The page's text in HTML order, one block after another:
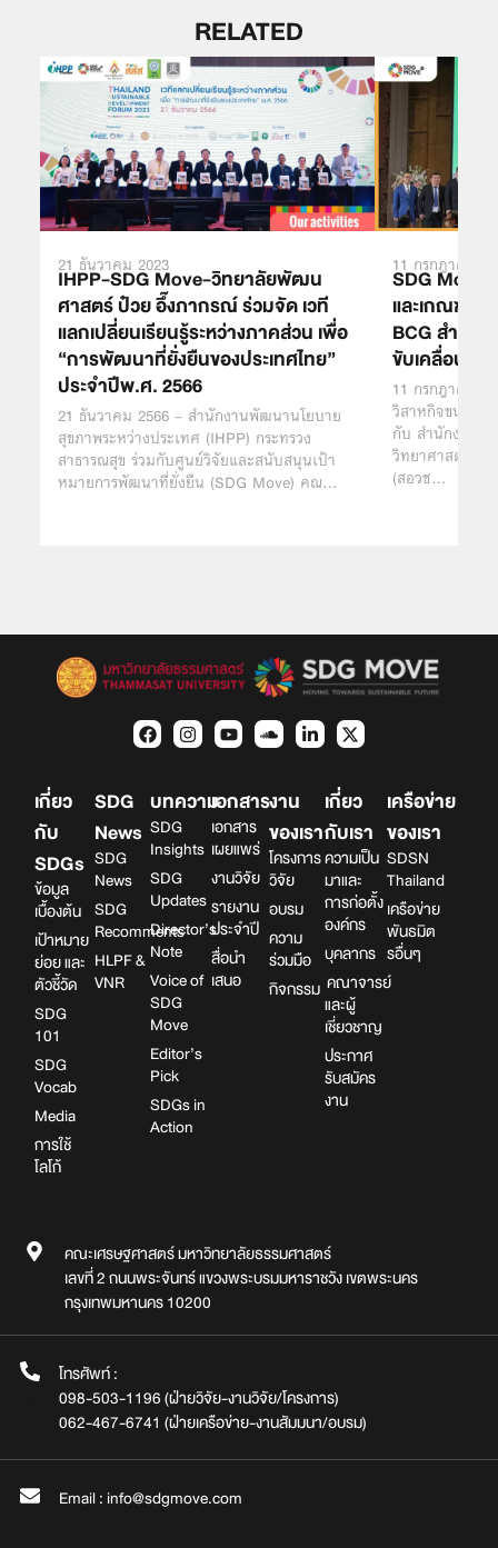
RELATED
21 ธันวาคม 2023
IHPP-SDG Move-วิทยาลัยพัฒน
ศาสตร์ ป๋วย อึ๊งภากรณ์ ร่วมจัด เวที
แลกเปลี่ยนเรียนรู้ระหว่างภาคส่วน เพื่อ
“การพัฒนาที่ยั่งยืนของประเทศไทย”
ประจำปีพ.ศ. 2566
21 ธันวาคม 2566 – สำนักงานพัฒนานโยบาย
สุขภาพระหว่างประเทศ (IHPP) กระทรวง
สาธารณสุข ร่วมกับศูนย์วิจัยและสนับสนุนเป้า
หมายการพัฒนาที่ยั่งยืน (SDG Move) คณ…
11 กรกฎาคม
SDG Move
และเกณฑ์กา
BCG สำหรับ
ขับเคลื่อนขอ
11 กรกฎาคม
วิสาหกิจขนาดก
กับ สำนักงานส
วิทยาศาสตร์ วิ
(สอวช…
เกี่ยว
กับ
SDGs
ข้อมูล
เบื้องต้น
เป้าหมาย
ย่อย และ
ตัวชี้วัด
SDG
101
SDG
Vocab
Media
การใช้
โลโก้
SDG
News
SDG
News
SDG
Recomments
HLPF &
VNR
บทความ
SDG
Insights
SDG
Updates
Director’s
Note
Voice of
SDG
Move
Editor’s
Pick
SDGs in
Action
เอกสาร
เอกสาร
เผยแพร่
งานวิจัย
รายงาน
ประจำปี
สื่อนำ
เสนอ
งาน
ของเรา
โครงการ
วิจัย
อบรม
ความ
ร่วมมือ
กิจกรรม
เกี่ยว
กับเรา
ความเป็น
มาและ
การก่อตั้ง
องค์กร
บุคลากร
คณาจารย์
และผู้
เชี่ยวชาญ
ประกาศ
รับสมัคร
งาน
เครือข่าย
ของเรา
SDSN
Thailand
เครือข่าย
พันธมิต
รอื่นๆ
คณะเศรษฐศาสตร์ มหาวิทยาลัยธรรมศาสตร์
เลขที่ 2 ถนนพระจันทร์ แขวงพระบรมมหาราชวัง เขตพระนคร
กรุงเทพมหานคร 10200
โทรศัพท์ :
098-503-1196 (ฝ่ายวิจัย-งานวิจัย/โครงการ)
062-467-6741 (ฝ่ายเครือข่าย-งานสัมมนา/อบรม)
Email : info@sdgmove.com